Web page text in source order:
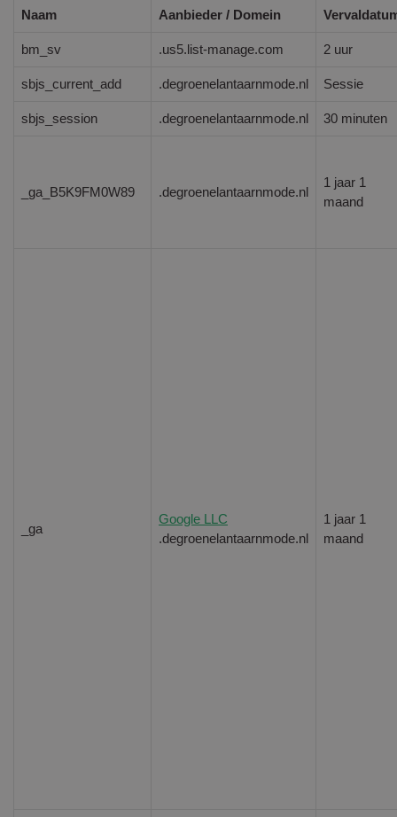
Naam Aanbieder / Domein
bm_sv .us5.list-manage.com 2 uur
sbjs_current_add .degroenelantaarnmode.nl Sessie
sbjs_session .degroenelantaarnmode.nl 30 minuten
_ga_B5K9FM0W89 .degroenelantaarnmode.nl
1 jaar 1
maand
_ga
Google LLC
.degroenelantaarnmode.nl
1 jaar 1
maand